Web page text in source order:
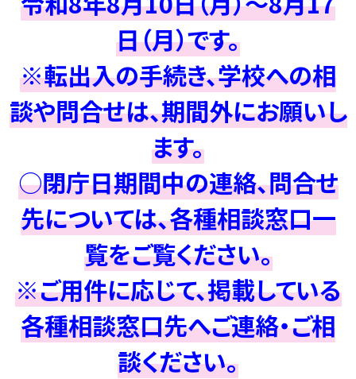
日（月）です。
※転出入の手続き、学校への相
談や問合せは、期間外にお願いし
ます。
○閉庁日期間中の連絡、問合せ
先については、各種相談窓口一
覧をご覧ください。
※ご用件に応じて、掲載している
各種相談窓口先へご連絡・ご相
談ください。